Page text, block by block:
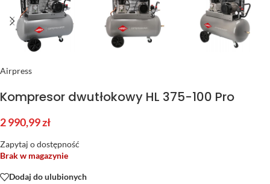
Airpress
Kompresor dwutłokowy HL 375-100 Pro
2 990,99zł
Zapytaj o dostępność
Brak w magazynie
Dodaj do ulubionych